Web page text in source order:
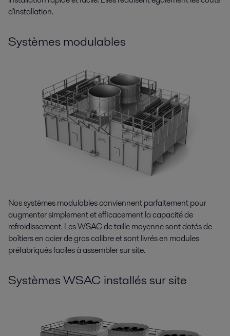
d'installation.
Systèmes modulables
Nos systèmes modulables conviennent parfaitement pour
augmenter simplement et efficacement la capacité de
refroidissement. Les WSAC de taille moyenne sont dotés de
boîtiers en acier de gros calibre et sont livrés en modules
préfabriqués faciles à assembler sur site.
Systèmes WSAC installés sur site